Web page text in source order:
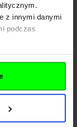
z innymi danymi
podczas
090